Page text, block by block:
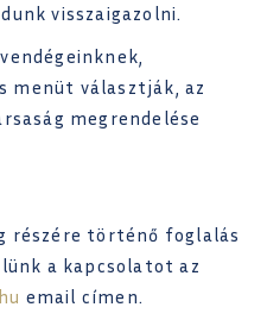
visszaigazolni.
menüt választják, az
megrendelése
részére történő foglalás
a kapcsolatot az
email címen.